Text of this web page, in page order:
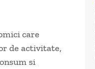
care
de activitate,
si